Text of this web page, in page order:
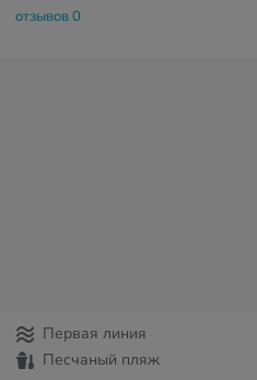
отзывов 0
Первая линия
Песчаный пляж